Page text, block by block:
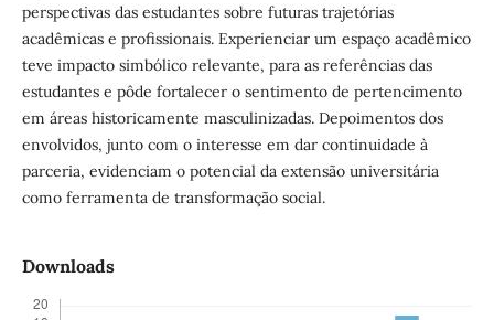
perspectivas das estudantes sobre futuras trajetórias
acadêmicas e profissionais. Experienciar um espaço acadêmico
teve impacto simbólico relevante, para as referências das
estudantes e pôde fortalecer o sentimento de pertencimento
em áreas historicamente masculinizadas. Depoimentos dos
envolvidos, junto com o interesse em dar continuidade à
parceria, evidenciam o potencial da extensão universitária
como ferramenta de transformação social.
Downloads